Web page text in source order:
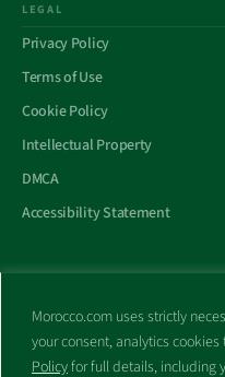
Morocco.com uses strictly
your consent, analytics
Policyfor full details, including
LEGAL
Privacy Policy
Terms of Use
Cookie Policy
Intellectual Property
DMCA
Accessibility Statement
All trademarks and websites
of their
No part of this site shall be